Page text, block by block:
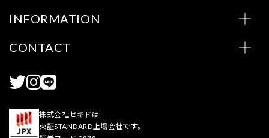
INFORMATION
CONTACT
株式会社セキドは
東証STANDARD上場会社です。